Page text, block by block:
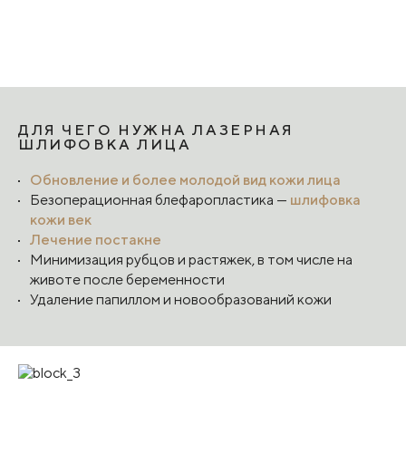
ДЛЯ ЧЕГО НУЖНА ЛАЗЕРНАЯ
ШЛИФОВКА ЛИЦА
Обновление и более молодой вид кожи лица
Безоперационная блефаропластика — шлифовка
кожи век
Лечение постакне
Минимизация рубцов и растяжек, в том числе на
животе после беременности
Удаление папиллом и новообразований кожи